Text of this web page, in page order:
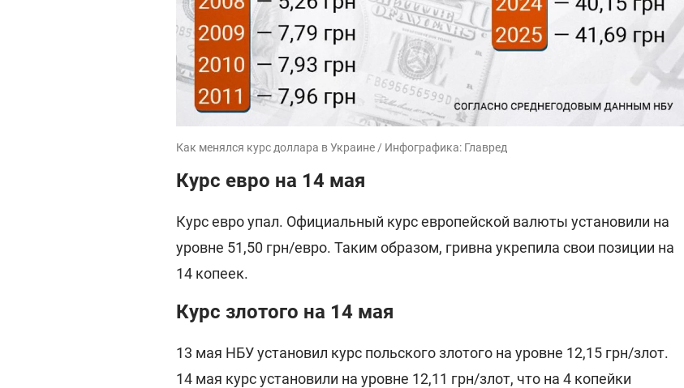
Как менялся курс доллара в Украине / Инфографика: Главред
Курс евро на 14 мая
Курс евро упал. Официальный курс европейской валюты установили на
уровне 51,50 грн/евро. Таким образом, гривна укрепила свои позиции на
14 копеек.
Курс злотого на 14 мая
13 мая НБУ установил курс польского злотого на уровне 12,15 грн/злот.
14 мая курс установили на уровне 12,11 грн/злот, что на 4 копейки